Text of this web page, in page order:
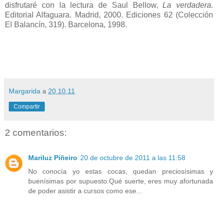
disfrutaré con la lectura de Saul Bellow,La verdadera.
Editorial Alfaguara. Madrid, 2000. Ediciones 62 (Colección
El Balancín, 319). Barcelona, ​​1998.
Margarida a 20.10.11
Compartir
2 comentarios:
Mariluz Piñeiro 20 de octubre de 2011 a las 11:58
No conocía yo estas cocas, quedan preciosísimas y
buenísimas por supuesto.Qué suerte, eres muy afortunada
de poder asistir a cursos como ese...